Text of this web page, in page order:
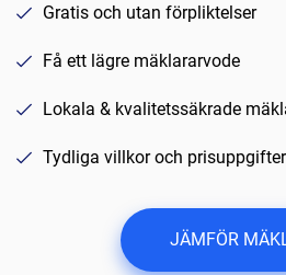
Gratis och utan förpliktelser
Få ett lägre mäklararvode
Lokala & kvalitetssäkrade
Tydliga villkor och prisuppgifter
JÄMFÖR